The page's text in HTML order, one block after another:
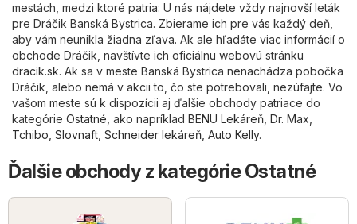
mestách, medzi ktoré patria: U nás nájdete vždy najnovší leták
pre Dráčik Banská Bystrica. Zbierame ich pre vás každý deň,
aby vám neunikla žiadna zľava. Ak ale hľadáte viac informácií o
obchode Dráčik, navštívte ich oficiálnu webovú stránku
dracik.sk. Ak sa v meste Banská Bystrica nenachádza pobočka
Dráčik, alebo nemá v akcii to, čo ste potrebovali, nezúfajte. Vo
vašom meste sú k dispozícii aj ďalšie obchody patriace do
kategórie Ostatné , ako napríklad BENU Lekáreň Dr. Max
Tchibo Slovnaft Schneider lekáreň Auto Kelly.
Ďalšie obchody z kategórie Ostatné